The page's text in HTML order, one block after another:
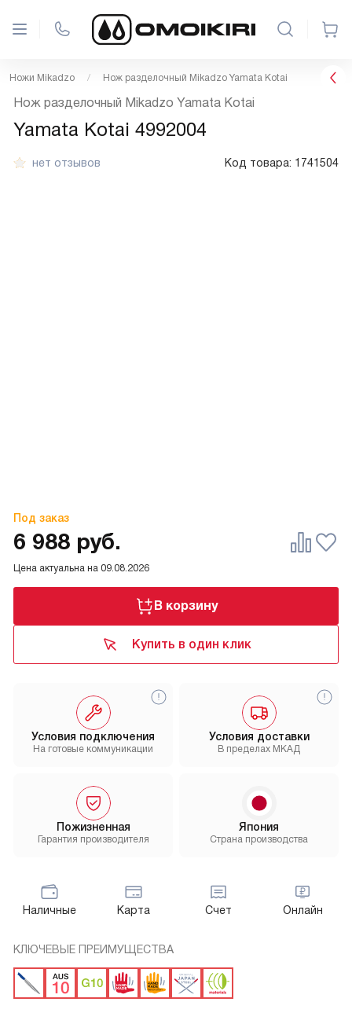
Ножи Mikadzo Нож разделочный Mikadzo Yamata Kotai
нет отзывов Код товара: 1741504
Под заказ
Нож разделочный Mikadzo Yamata Kotai
Yamata Kotai 4992004
Цена актуальна на 09.08.2026
6 988 руб.
В корзину
Купить в один клик
Условия доставки
В пределах МКАД
Пожизненная
Гарантия производителя
Условия подключения
На готовые коммуникации
Япония
Страна производства
Наличные Карта Счет Онлайн
КЛЮЧЕВЫЕ ПРЕИМУЩЕСТВА